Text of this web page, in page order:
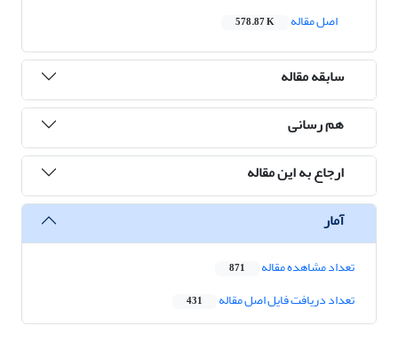
اصل مقاله
578.87 K
سابقه مقاله
هم رسانی
ارجاع به این مقاله
آمار
تعداد مشاهده مقاله 871
تعداد دریافت فایل اصل مقاله 431